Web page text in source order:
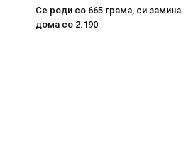
Се роди со 665 грама, си замина
дома со 2.190